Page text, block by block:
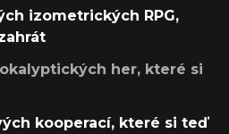
izometrických RPG,
her, které si
kooperací, které si teď